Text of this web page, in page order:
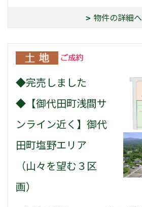
物件の詳細へ
◆完売しました
◆【御代田町浅間サ
ンライン近く】御代
田町塩野エリア
（山々を望む３区
画）